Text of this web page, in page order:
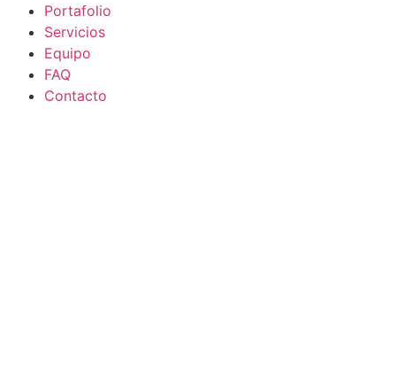
Portafolio
Servicios
Equipo
FAQ
Contacto